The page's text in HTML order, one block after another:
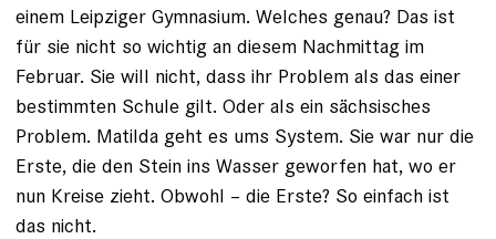
einem Leipziger ­Gymnasium. Welches genau? Das ist
für sie nicht so ­wichtig an diesem Nachmittag im
Februar. Sie will nicht, dass ihr Problem als das einer
bestimmten Schule gilt. Oder als ein sächsisches
Problem. Matilda geht es ums System. Sie war nur die
Erste, die den Stein ins Wasser ­geworfen hat, wo er
nun Kreise zieht. Obwohl – die Erste? So einfach ist
das nicht.